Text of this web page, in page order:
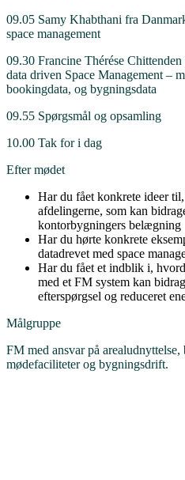
09.05 Samy Khabthani fra
space management
09.30 Francine Thérése
data driven Space Management –
bookingdata, og bygningsdata
09.55 Spørgsmål og opsamling
10.00 Tak for i dag
Efter mødet
Har du fået konkrete ideer
afdelingerne, som kan
kontorbygningers belægning
Har du hørte konkrete
datadrevet med space
Har du fået et indblik i,
med et FM system kan
efterspørgsel og reduceret
Målgruppe
FM med ansvar på
mødefaciliteter og bygningsdrift.